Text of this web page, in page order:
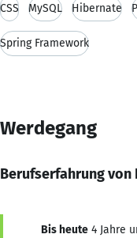
CSS MySQL Hibernate
Spring Framework
Werdegang
Berufserfahrung von
Bis heute 4 Jahre